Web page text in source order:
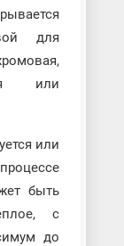
для
или
или
быть
с
до